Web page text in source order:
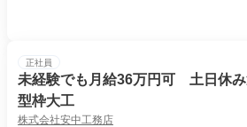
正社員
未経験でも月給36万円可 土日休
型枠大工
株式会社安中工務店